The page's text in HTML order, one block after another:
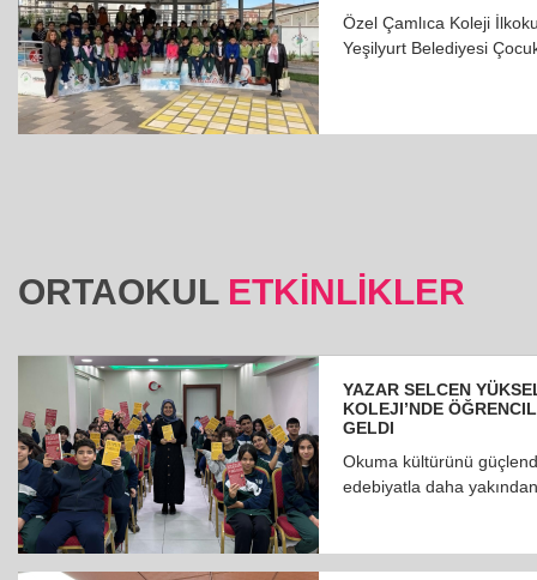
Özel Çamlıca Koleji
Yeşilyurt Belediyesi
ORTAOKUL ETKINLIKLER
YAZAR SELCEN
KOLEJI’NDE
GELDI
Okuma kültürünü
edebiyatla daha